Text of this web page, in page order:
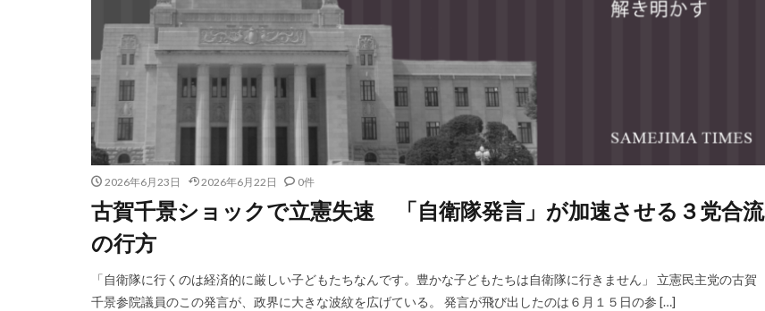
2026年6月23日 2026年6月22日 0件
古賀千景ショックで立憲失速 「自衛隊発言」が加速させる３党合流
の行方
「自衛隊に行くのは経済的に厳しい子どもたちなんです。豊かな子どもたちは自衛隊に行きません」 立憲民主党の古賀
千景参院議員のこの発言が、政界に大きな波紋を広げている。 発言が飛び出したのは６月１５日の参 […]